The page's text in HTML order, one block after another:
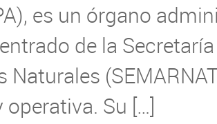
es un órgano
de la
Naturales
Su […]